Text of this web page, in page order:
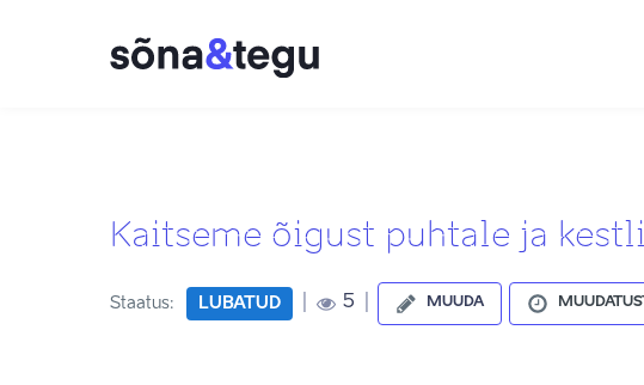
Kaitseme õigust puhtale ja
Staatus: LUBATUD 5 MUUDA